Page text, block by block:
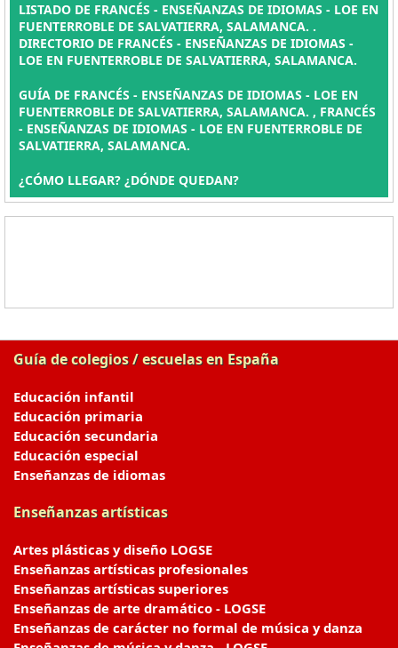
LISTADO DE FRANCÉS - ENSEÑANZAS DE IDIOMAS - LOE EN
FUENTERROBLE DE SALVATIERRA, SALAMANCA. .
DIRECTORIO DE FRANCÉS - ENSEÑANZAS DE IDIOMAS -
LOE EN FUENTERROBLE DE SALVATIERRA, SALAMANCA.
GUÍA DE FRANCÉS - ENSEÑANZAS DE IDIOMAS - LOE EN
FUENTERROBLE DE SALVATIERRA, SALAMANCA. , FRANCÉS
- ENSEÑANZAS DE IDIOMAS - LOE EN FUENTERROBLE DE
SALVATIERRA, SALAMANCA.
¿CÓMO LLEGAR? ¿DÓNDE QUEDAN?
Guía de colegios / escuelas en España
Educación infantil
Educación primaria
Educación secundaria
Educación especial
Enseñanzas de idiomas
Enseñanzas artísticas
Artes plásticas y diseño LOGSE
Enseñanzas artísticas profesionales
Enseñanzas artísticas superiores
Enseñanzas de arte dramático - LOGSE
Enseñanzas de carácter no formal de música y danza